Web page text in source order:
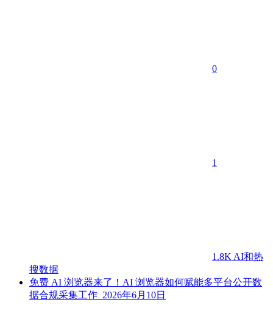
0
1
1.8K AI和热
搜数据
免费 AI 浏览器来了！AI 浏览器如何赋能多平台公开数
据合规采集工作 2026年6月10日